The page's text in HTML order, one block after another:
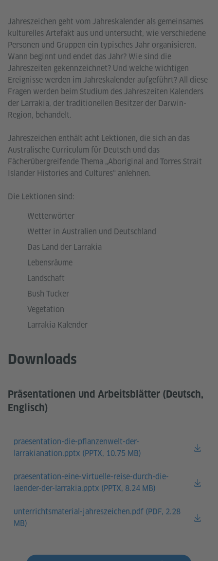
Jahreszeichen geht vom Jahreskalender als gemeinsames
kulturelles Artefakt aus und untersucht, wie verschiedene
Personen und Gruppen ein typisches Jahr organisieren.
Wann beginnt und endet das Jahr? Wie sind die
Jahreszeiten gekennzeichnet? Und welche wichtigen
Ereignisse werden im Jahreskalender aufgeführt? All diese
Fragen werden beim Studium des Jahreszeiten Kalenders
der Larrakia, der traditionellen Besitzer der Darwin-
Region, behandelt.
Jahreszeichen enthält acht Lektionen, die sich an das
Australische Curriculum für Deutsch und das
Fächerübergreifende Thema „Aboriginal and Torres Strait
Islander Histories and Cultures“ anlehnen.
Die Lektionen sind:
Wetterwörter
Wetter in Australien und Deutschland
Das Land der Larrakia
Lebensräume
Landschaft
Bush Tucker
Vegetation
Larrakia Kalender
Downloads
Präsentationen und Arbeitsblätter (Deutsch,
Englisch)
praesentation-die-pflanzenwelt-der-
larrakianation.pptx (PPTX, 10.75 MB)
praesentation-eine-virtuelle-reise-durch-die-
laender-der-larrakia.pptx (PPTX, 8.24 MB)
unterrichtsmaterial-jahreszeichen.pdf (PDF, 2.28
MB)